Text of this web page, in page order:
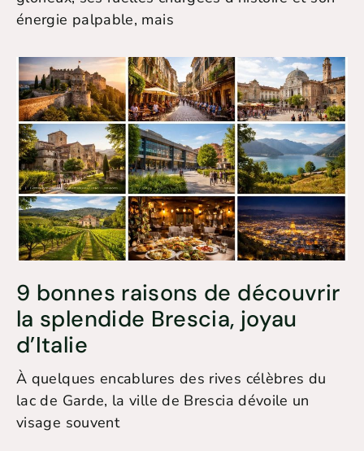
énergie palpable, mais
9 bonnes raisons de découvrir
la splendide Brescia, joyau
d’Italie
À quelques encablures des rives célèbres du
lac de Garde, la ville de Brescia dévoile un
visage souvent